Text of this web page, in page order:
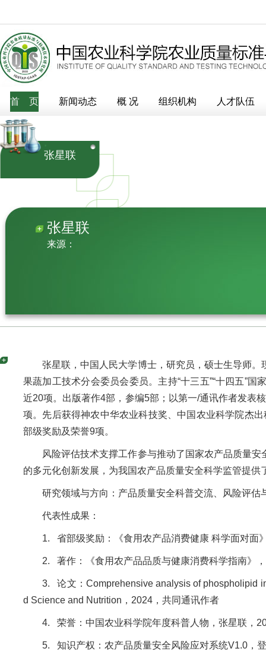
首 页 新闻动态 概 况 组织机构 人才队伍
>组织机构 职能部门
张星联
张星联
来源：
张星联，中国人民大学博士，研究员，硕士生导师
果蔬加工技术分会委员会委员。主持“十三五”“十四五”
近20项。出版著作4部，参编5部；以第一/通讯作者发表
项。先后获得神农中华农业科技奖、中国农业科学院杰
部级奖励及荣誉9项。
风险评估技术支撑工作参与推动了国家农产品质量
的多元化创新发展，为我国农产品质量安全科学监管提供
研究领域与方向：产品质量安全科普交流、风险评估
代表性成果：
1. 省部级奖励：《食用农产品消费健康 科学面对面
2. 著作：《食用农产品品质与健康消费科学指南》
3. 论文：Comprehensive analysis of phospholipid
d Science and Nutrition，2024，共同通讯作者
4. 荣誉：中国农业科学院年度科普人物，张星联，
5. 知识产权：农产品质量安全风险应对系统V1.0，